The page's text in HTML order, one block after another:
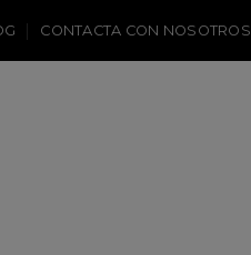
CONTACTA CON NOSOTROS